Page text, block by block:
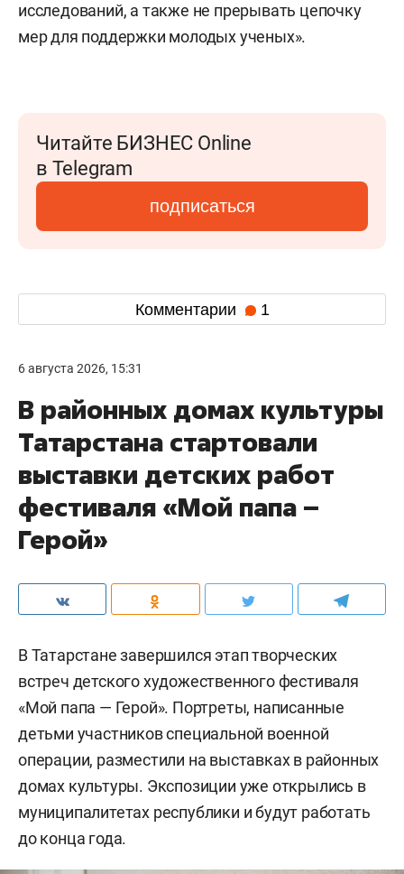
исследований, а также не прерывать цепочку
мер для поддержки молодых ученых».
Читайте БИЗНЕС Online
в Telegram
подписаться
Комментарии 1
6 августа 2026, 15:31
В районных домах культуры
Татарстана стартовали
выставки детских работ
фестиваля «Мой папа –
Герой»
В Татарстане завершился этап творческих
встреч детского художественного фестиваля
«Мой папа — Герой». Портреты, написанные
детьми участников специальной военной
операции, разместили на выставках в районных
домах культуры. Экспозиции уже открылись в
муниципалитетах республики и будут работать
до конца года.